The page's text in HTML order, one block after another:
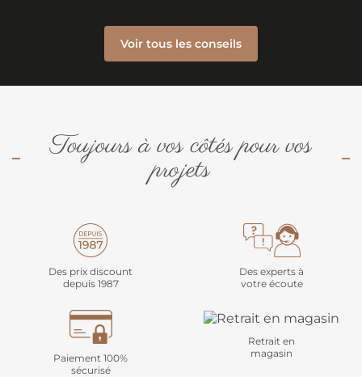
Voir tous les conseils
Toujours à vos côtés pour vos
projets
Des prix discount
depuis 1987
Des experts à
votre écoute
Paiement 100%
sécurisé
Retrait en
magasin